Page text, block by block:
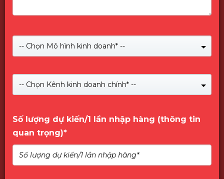
Giới Thiệu về PNY
-- Chọn Mô hình kinh doanh* --
-- Chọn Kênh kinh doanh chính* --
Số lượng dự kiến/1 lần nhập hàng (thông tin
quan trọng)*